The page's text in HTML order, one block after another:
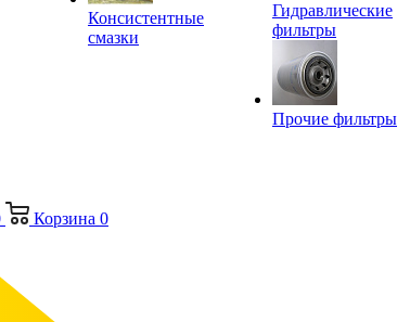
Консистентные
смазки
Гидравлические
фильтры
Прочие фильтры
Корзина 0